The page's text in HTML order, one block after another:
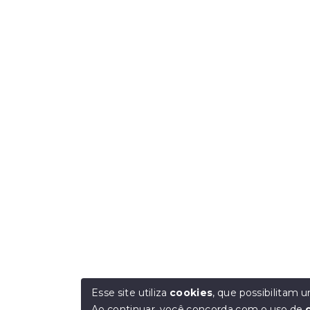
Esse site utiliza cookies, que possibilitam